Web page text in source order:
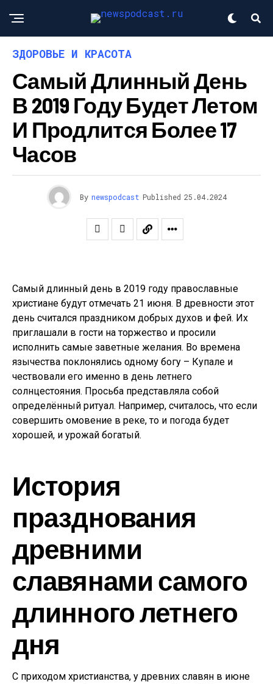
ЗДОРОВЬЕ И КРАСОТА
Самый Длинный День
В 2019 Году Будет Летом
И Продлится Более 17
Часов
By newspodcast Published 25.04.2024
Самый длинный день в 2019 году православные
христиане будут отмечать 21 июня. В древности этот
день считался праздником добрых духов и фей. Их
приглашали в гости на торжество и просили
исполнить самые заветные желания. Во времена
язычества поклонялись одному богу – Купале и
чествовали его именно в день летнего
солнцестояния. Просьба представляла собой
определённый ритуал. Например, считалось, что если
совершить омовение в реке, то и погода будет
хорошей, и урожай богатый.
История
празднования
древними
славянами самого
длинного летнего
дня
С приходом христианства, у древних славян в июне